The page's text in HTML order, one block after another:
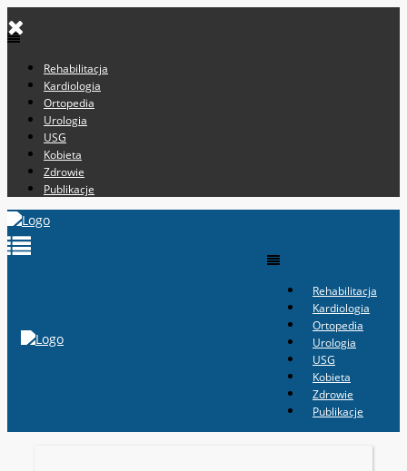
Rehabilitacja
Kardiologia
Ortopedia
Urologia
USG
Kobieta
Zdrowie
Publikacje
Rehabilitacja
Kardiologia
Ortopedia
Urologia
USG
Kobieta
Zdrowie
Publikacje